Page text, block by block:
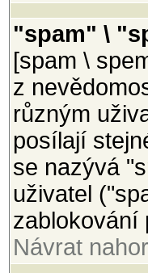
"spam" \
[spam \
z
různým
posílají
se nazývá
uživatel
zablokování
Návrat